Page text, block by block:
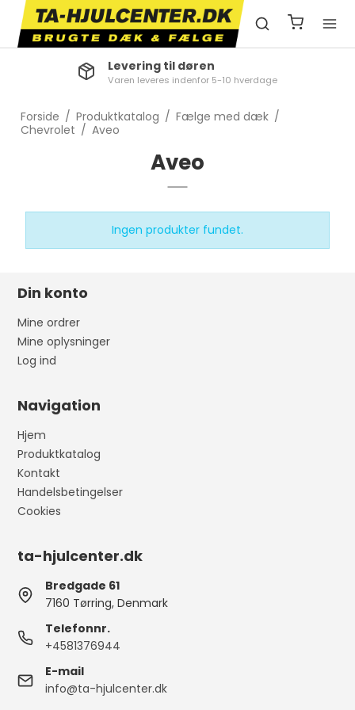
Levering til døren
Varen leveres indenfor 5-10 hverdage
Forside / Produktkatalog / Fælge med dæk /
Chevrolet / Aveo
Aveo
Ingen produkter fundet.
Din konto
Mine ordrer
Mine oplysninger
Log ind
Navigation
Hjem
Produktkatalog
Kontakt
Handelsbetingelser
Cookies
ta-hjulcenter.dk
Bredgade 61
7160 Tørring, Denmark
Telefonnr.
+4581376944
E-mail
info@ta-hjulcenter.dk